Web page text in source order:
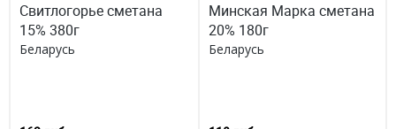
Свитлогорье сметана
15% 380г
Беларусь
Минская Марка сметана
20% 180г
Беларусь